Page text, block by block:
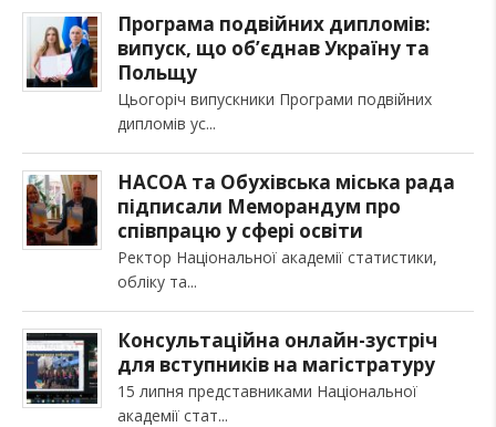
Програма подвійних дипломів:
випуск, що об’єднав Україну та
Польщу
Цьогоріч випускники Програми подвійних
дипломів ус
НАСОА та Обухівська міська рада
підписали Меморандум про
співпрацю у сфері освіти
Ректор Національної академії статистики,
обліку та
Консультаційна онлайн-зустріч
для вступників на магістратуру
15 липня представниками Національної
академії стат